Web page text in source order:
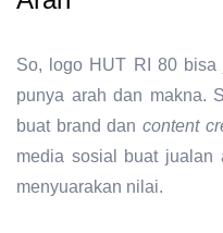
So, logo HUT RI 80 bisa
punya arah dan makna.
buat brand dan content
media sosial buat jualan
menyuarakan nilai.